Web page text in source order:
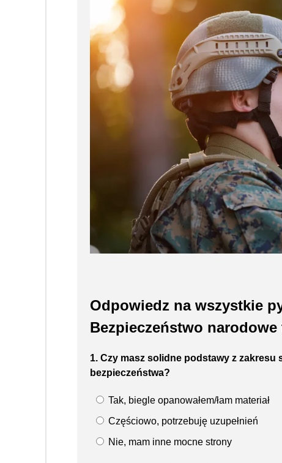
Odpowiedz na wszystkie
Bezpieczeństwo
1. Czy masz solidne podstawy z
bezpieczeństwa?
Tak, biegle opanowałem/łam materiał
Częściowo, potrzebuję uzupełnień
Nie, mam inne mocne strony